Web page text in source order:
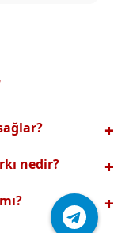
nedir?
sunuyoruz.
Daha
kolayca sipariş